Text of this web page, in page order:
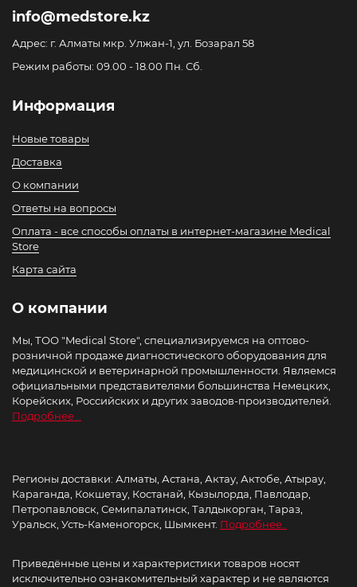
info@medstore.kz
Адрес: г. Алматы мкр. Улжан-1, ул. Бозарал 58
Режим работы: 09.00 - 18.00 Пн. Сб.
Информация
Новые товары
Доставка
О компании
Ответы на вопросы
Оплата - все способы оплаты в интернет-магазине Medical
Store
Карта сайта
О компании
Мы, ТОО "Medical Store", специализируемся на оптово-
розничной продаже диагностического оборудования для
медицинской и ветеринарной промышленности. Являемся
официальными представителями большинства Немецких,
Корейских, Российских и других заводов-производителей.
Подробнее...
Регионы доставки: Алматы, Астана, Актау, Актобе, Атырау,
Караганда, Кокшетау, Костанай, Кызылорда, Павлодар,
Петропавловск, Семипалатинск, Талдыкорган, Тараз,
Уральск, Усть-Каменогорск, Шымкент. Подробнее..
Приведённые цены и характеристики товаров носят
исключительно ознакомительный характер и не являются